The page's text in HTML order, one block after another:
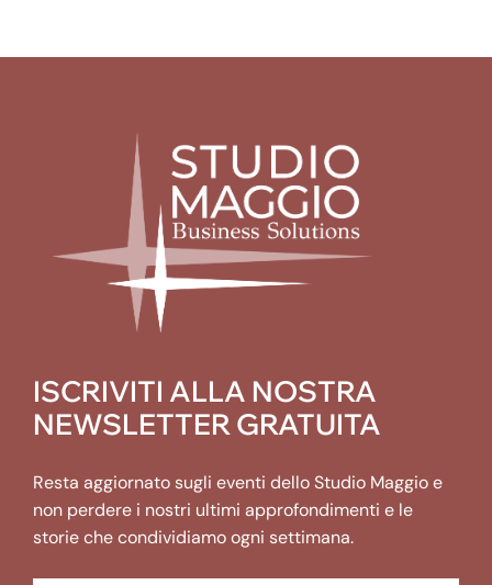
ISCRIVITI ALLA NOSTRA
NEWSLETTER GRATUITA
Resta aggiornato sugli eventi dello Studio Maggio e
non perdere i nostri ultimi approfondimenti e le
storie che condividiamo ogni settimana.